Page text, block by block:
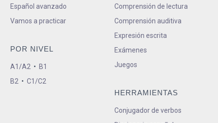
Español avanzado
Vamos a practicar
POR NIVEL
A1/A2 • B1
B2 • C1/C2
Comprensión de lectura
Comprensión auditiva
Expresión escrita
Exámenes
Juegos
HERRAMIENTAS
Conjugador de verbos